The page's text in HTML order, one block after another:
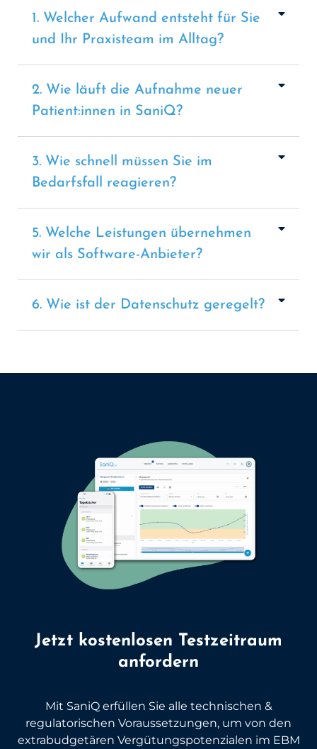
1. Welcher Aufwand entsteht für Sie
und Ihr Praxisteam im Alltag?
2. Wie läuft die Aufnahme neuer
Patient:innen in SaniQ?
3. Wie schnell müssen Sie im
Bedarfsfall reagieren?
5. Welche Leistungen übernehmen
wir als Software-Anbieter?
6. Wie ist der Datenschutz geregelt?
Jetzt kostenlosen Testzeitraum
anfordern
Mit SaniQ erfüllen Sie alle technischen &
regulatorischen Voraussetzungen, um von den
extrabudgetären Vergütungspotenzialen im EBM